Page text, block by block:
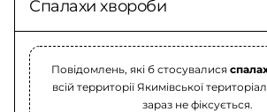
Спалахи хвороби
Повідомлень, які б стосувалися
всій территорії Якимівської
зараз не фіксується.